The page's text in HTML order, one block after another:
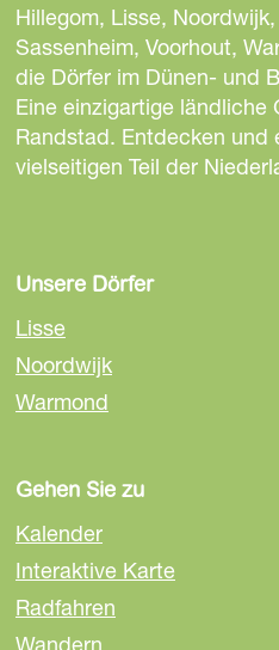
e
S
e
i
t
e
l
e
n
a
u
a
c
e
b
o
o
e
S
e
i
t
e
l
n
a
u
m
a
i
l
e
S
e
i
t
e
l
a
u
h
a
t
s
A
Hillegom, Lisse,
Sassenheim, Voorhout,
die Dörfer im Dünen- und
Eine einzigartige ländliche
Randstad. Entdecken und
vielseitigen Teil der
Unsere Dörfer
Lisse
Noordwijk
Warmond
Gehen Sie zu
Kalender
Interaktive Karte
Radfahren
Wandern